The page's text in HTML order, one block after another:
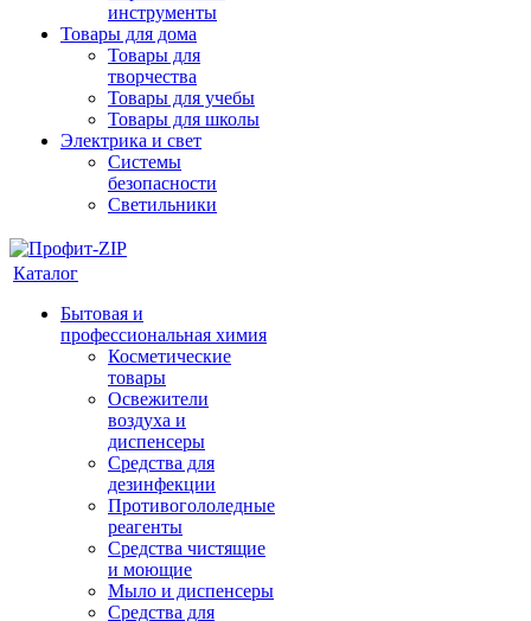
инструменты
Товары для дома
Товары для
творчества
Товары для учебы
Товары для школы
Электрика и свет
Системы
безопасности
Светильники
Каталог
Бытовая и
профессиональная химия
Косметические
товары
Освежители
воздуха и
диспенсеры
Средства для
дезинфекции
Противогололедные
реагенты
Средства чистящие
и моющие
Мыло и диспенсеры
Средства для